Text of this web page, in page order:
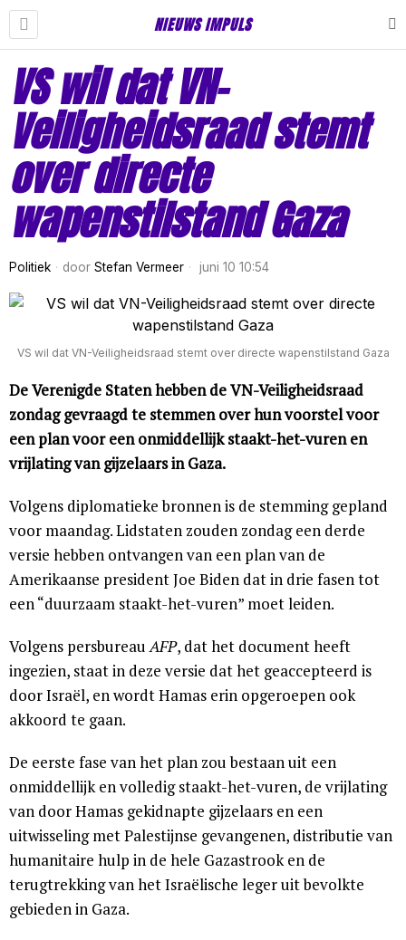
NIEUWS IMPULS
VS wil dat VN-
Veiligheidsraad stemt
over directe
wapenstilstand Gaza
Politiek door Stefan Vermeer juni 10 10:54
VS wil dat VN-Veiligheidsraad stemt over directe wapenstilstand Gaza
De Verenigde Staten hebben de VN-Veiligheidsraad
zondag gevraagd te stemmen over hun voorstel voor
een plan voor een onmiddellijk staakt-het-vuren en
vrijlating van gijzelaars in Gaza.
Volgens diplomatieke bronnen is de stemming gepland
voor maandag. Lidstaten zouden zondag een derde
versie hebben ontvangen van een plan van de
Amerikaanse president Joe Biden dat in drie fasen tot
een “duurzaam staakt-het-vuren” moet leiden.
Volgens persbureauAFP, dat het document heeft
ingezien, staat in deze versie dat het geaccepteerd is
door Israël, en wordt Hamas erin opgeroepen ook
akkoord te gaan.
De eerste fase van het plan zou bestaan uit een
onmiddellijk en volledig staakt-het-vuren, de vrijlating
van door Hamas gekidnapte gijzelaars en een
uitwisseling met Palestijnse gevangenen, distributie van
humanitaire hulp in de hele Gazastrook en de
terugtrekking van het Israëlische leger uit bevolkte
gebieden in Gaza.